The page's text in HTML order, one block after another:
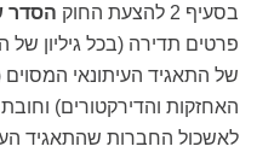
בסעיף 2 להצעת החוק הסדר
פרטים תדירה (בכל גיליון של
של התאגיד העיתונאי
האחזקות והדירקטורים)
לאשכול החברות שהתאגיד